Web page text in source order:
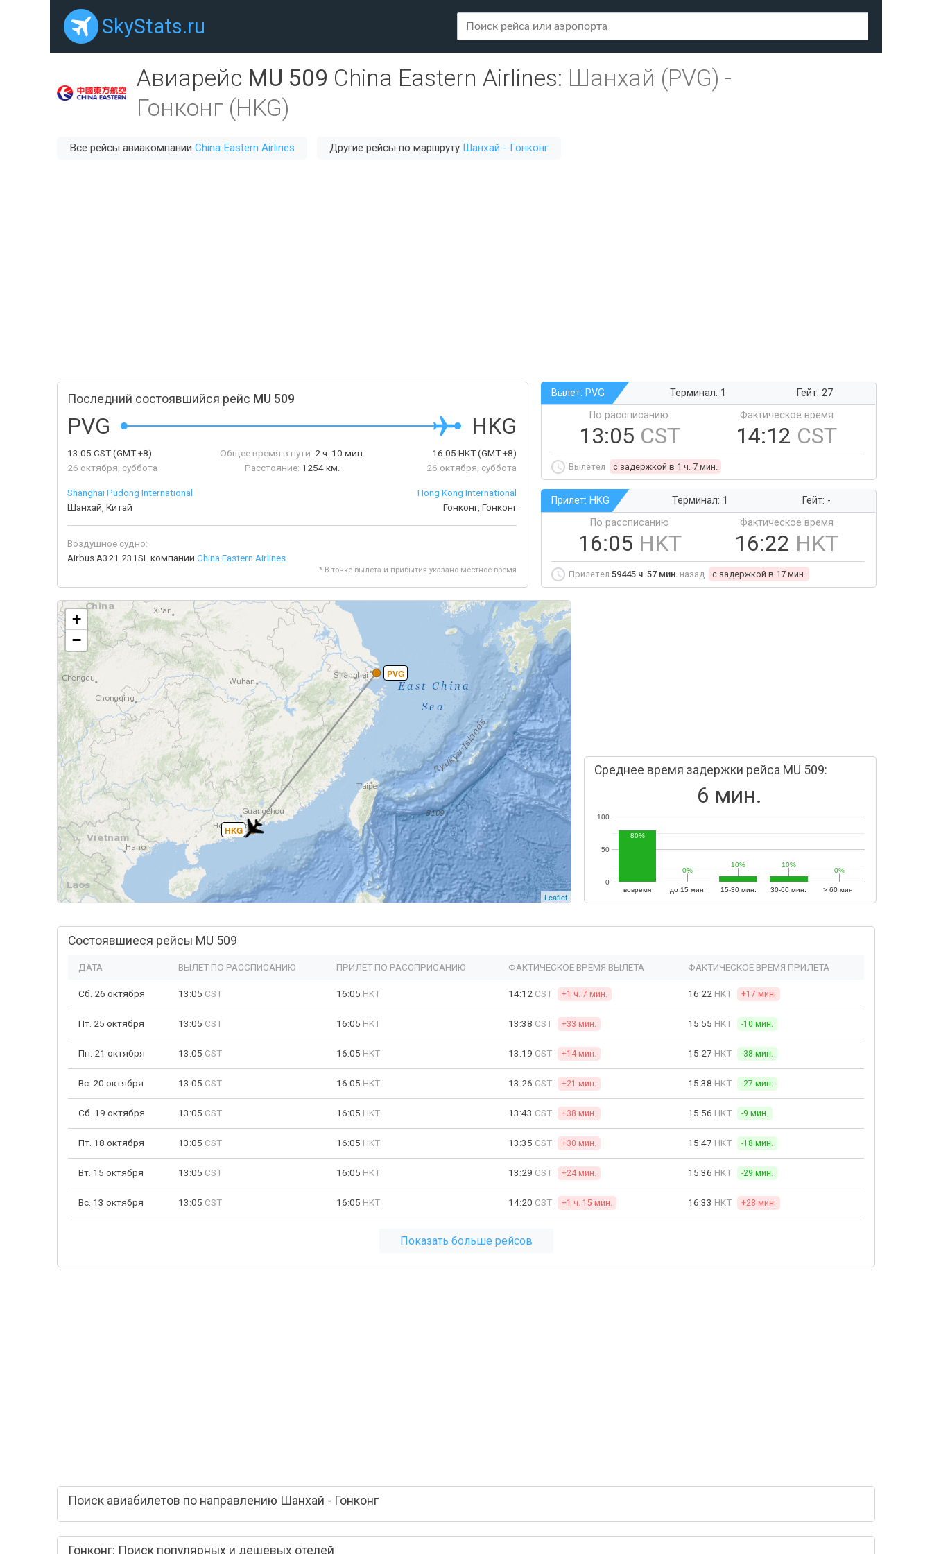
SkyStats.ru
Авиарейс MU 509 China Eastern Airlines: Шанхай (PVG) -
Гонконг (HKG)
Все рейсы авиакомпании China Eastern Airlines Другие рейсы по маршруту Шанхай - Гонконг
Последний состоявшийся рейс MU 509
PVG HKG
13:05 CST(GMT +8)
26 октября, суббота
Общее время в пути: 2 ч. 10 мин.
Расстояние: 1254 км.
16:05HKT(GMT +8)
26 октября, суббота
Shanghai Pudong International
Шанхай, Китай
Hong Kong International
Гонконг, Гонконг
Воздушное судно:
Airbus A321 231SL компании China Eastern Airlines
* В точке вылета и прибытия указано местное время
Вылет: PVG Терминал: 1
Гейт: 27
По рассписанию:
13:05 CST
Фактическое время
14:12 CST
Вылетел c задержкой в 1 ч. 7 мин.
Прилет: HKG Терминал: 1
Гейт: -
По рассписанию
16:05 HKT
Фактическое время
16:22 HKT
Прилетел 59445 ч. 57 мин. назад c задержкой в 17 мин.
PVG
HKG
+
−
Leaflet
Среднее время задержки рейса MU 509:
6 мин.
вовремя до 15 мин. 15-30 мин. 30-60 мин. > 60 мин.
0
50
100
80%
0%
0%
10%
10% 10%
10%
0%
0%
Состоявшиеся рейсы MU 509
ДАТА ВЫЛЕТ ПО РАССПИСАНИЮ ПРИЛЕТ ПО РАССПРИСАНИЮ ФАКТИЧЕСКОЕ ВРЕМЯ ВЫЛЕТА ФАКТИЧЕСКОЕ ВРЕМЯ ПРИЛЕТА
Сб. 26 октября 13:05 CST 16:05 HKT 14:12 CST +1 ч. 7 мин. 16:22 HKT +17 мин.
Пт. 25 октября 13:05 CST 16:05 HKT 13:38 CST +33 мин. 15:55 HKT -10 мин.
Пн. 21 октября 13:05 CST 16:05 HKT 13:19 CST +14 мин. 15:27 HKT -38 мин.
Вс. 20 октября 13:05 CST 16:05 HKT 13:26 CST +21 мин. 15:38 HKT -27 мин.
Сб. 19 октября 13:05 CST 16:05 HKT 13:43 CST +38 мин. 15:56 HKT -9 мин.
Пт. 18 октября 13:05 CST 16:05 HKT 13:35 CST +30 мин. 15:47 HKT -18 мин.
Вт. 15 октября 13:05 CST 16:05 HKT 13:29 CST +24 мин. 15:36 HKT -29 мин.
Вс. 13 октября 13:05 CST 16:05 HKT 14:20 CST +1 ч. 15 мин. 16:33 HKT +28 мин.
Показать больше рейсов
Поиск авиабилетов по направлению Шанхай - Гонконг
Гонконг: Поиск популярных и дешевых отелей